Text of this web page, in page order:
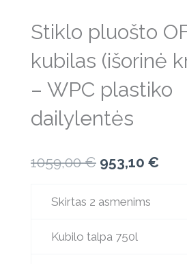
Stiklo pluošto
kubilas (išorinė
– WPC plastiko
dailylentės
1059,00€ Original
was:
1059,00 €.
953,10 €
Skirtas 2 asmenims
Kubilo talpa 750l